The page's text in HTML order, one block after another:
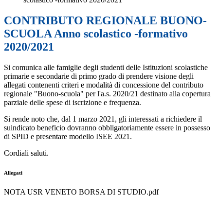
CONTRIBUTO REGIONALE BUONO-
SCUOLA Anno scolastico -formativo
2020/2021
Si comunica alle famiglie degli studenti delle Istituzioni scolastiche
primarie e secondarie di primo grado di prendere visione degli
allegati contenenti criteri e modalità di concessione del contributo
regionale "Buono-scuola" per l'a.s. 2020/21 destinato alla copertura
parziale delle spese di iscrizione e frequenza.
Si rende noto che, dal 1 marzo 2021, gli interessati a richiedere il
suindicato beneficio dovranno obbligatoriamente essere in possesso
di SPID e presentare modello ISEE 2021.
Cordiali saluti.
Allegati
NOTA USR VENETO BORSA DI STUDIO.pdf